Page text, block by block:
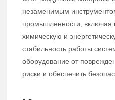
незаменимым
промышленности, включая
химическую и
стабильность работы
оборудование от
риски и обеспечить